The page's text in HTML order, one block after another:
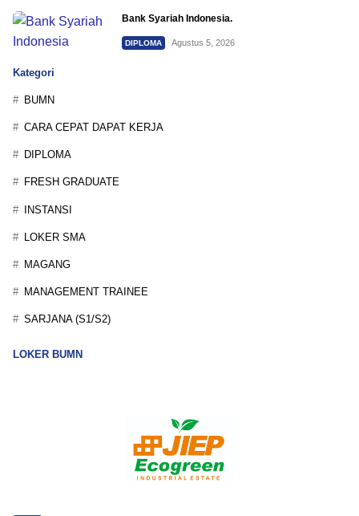
Bank Syariah Indonesia.
DIPLOMA Agustus 5, 2026
Kategori
BUMN
CARA CEPAT DAPAT KERJA
DIPLOMA
FRESH GRADUATE
INSTANSI
LOKER SMA
MAGANG
MANAGEMENT TRAINEE
SARJANA (S1/S2)
LOKER BUMN